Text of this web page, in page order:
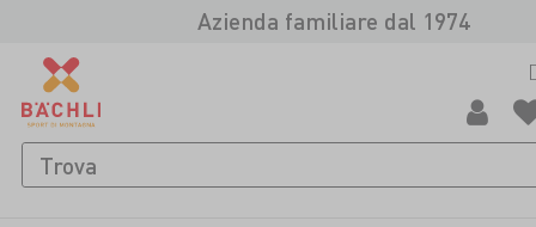
Azienda familiare dal 1974